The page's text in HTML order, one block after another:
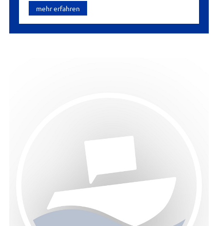
mehr erfahren